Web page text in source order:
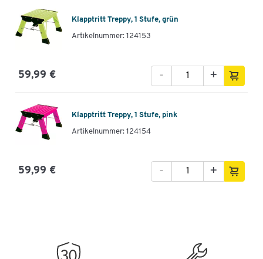
Klapptritt Treppy, 1 Stufe, grün
Artikelnummer: 124153
59,99 € +
-
Klapptritt Treppy, 1 Stufe, pink
Artikelnummer: 124154
59,99 € +
-